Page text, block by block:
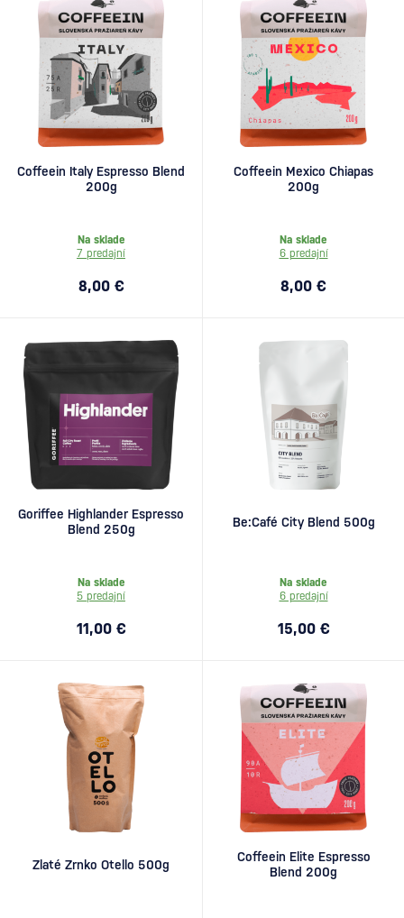
Coffeein Italy Espresso Blend
200g
Na sklade
7 predajní
8,00 €
Coffeein Mexico Chiapas
200g
Na sklade
6 predajní
8,00 €
Goriffee Highlander Espresso
Blend 250g
Na sklade
5 predajní
11,00 €
Be:Café City Blend 500g
Na sklade
6 predajní
15,00 €
Zlaté Zrnko Otello 500g
Coffeein Elite Espresso
Blend 200g